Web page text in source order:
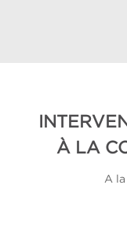
À LA
A